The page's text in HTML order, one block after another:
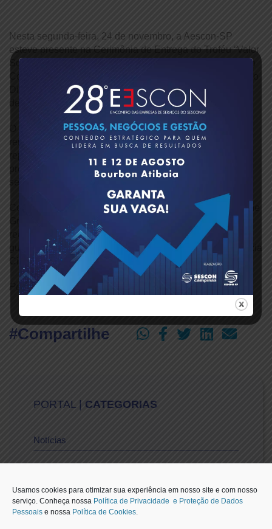
Usamos cookies para otimizar sua experiência em nosso site e com nosso
serviço. Conheça nossa Política de Privacidade e Proteção de Dados
Pessoais e nossa Política de Cookies.
Nesta segunda-feira, 24 de novembro, a Aescon-SP
esteve presente na Cerimônia de Entrega do Troféu “Valor
Social”, promovida pela Distrital Sudoeste da Associação
Comercial de São Paulo. A entidade foi representada pelo
Diretor Alex Telo, que acompanhou as homenagens
dedicadas às forças de segurança que atuam na região.
O encontro, realizado no auditório da ACSP no Butantã,
reuniu batalhões, autoridades, empresários e
representantes da sociedade civil para celebrar
profissionais que se destacaram por atos de bravura e
serviços prestados em prol da segurança pública.
Conduzido pela Superintendência Distrital, Kelly Christine
Griffo Medeiros, o evento reforçou a importância do
reconhecimento público a policiais civis e militares,
guardas civis metropolitanos, bombeiros, peritos da Polícia
Científica e agentes da Polícia Rodoviária.
Publicado em: 25/11/2025
#Compartilhe
PORTAL | CATEGORIAS
Notícias